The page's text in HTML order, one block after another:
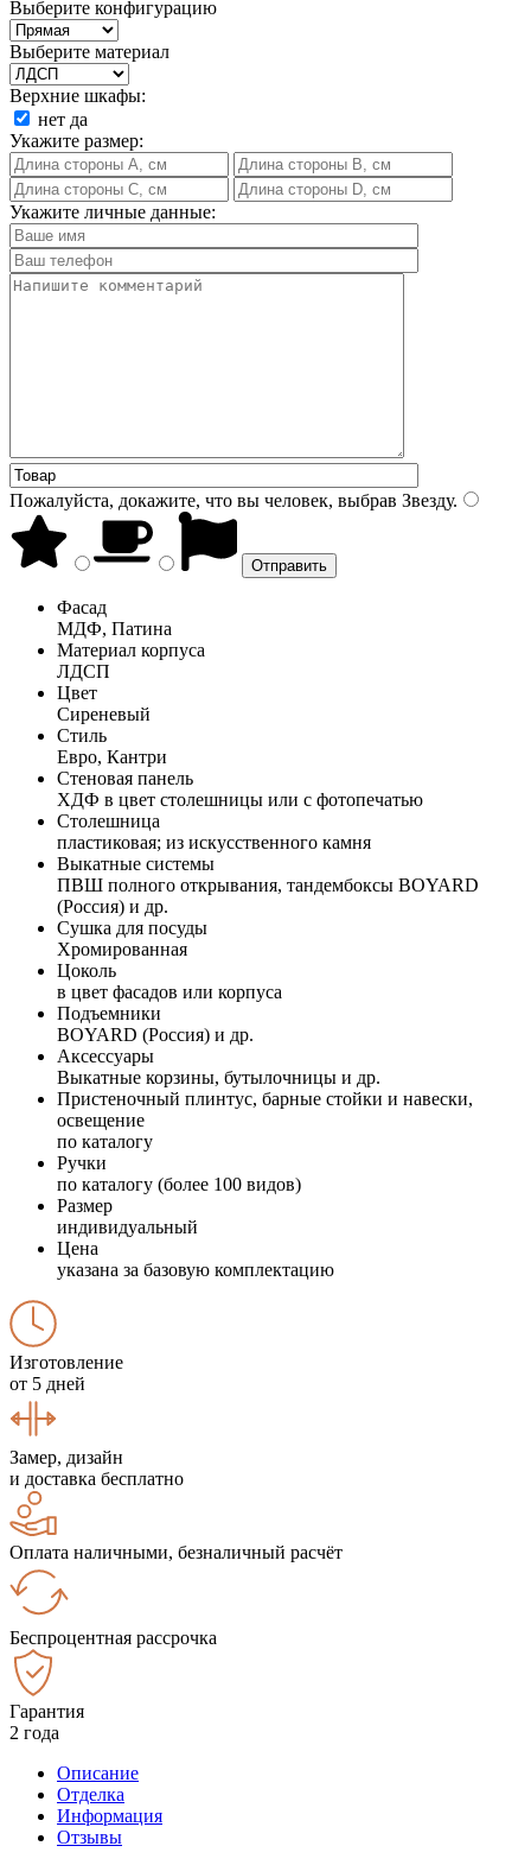
Выберите конфигурацию
Выберите материал
Верхние шкафы:
нет да
Укажите размер:
Укажите личные данные:
Пожалуйста, докажите, что вы человек, выбрав Звезду.
Фасад
МДФ, Патина
Материал корпуса
ЛДСП
Цвет
Сиреневый
Стиль
Евро, Кантри
Стеновая панель
ХДФ в цвет столешницы или с фотопечатью
Столешница
пластиковая; из искусственного камня
Выкатные системы
ПВШ полного открывания, тандембоксы BOYARD
(Россия) и др.
Сушка для посуды
Хромированная
Цоколь
в цвет фасадов или корпуса
Подъемники
BOYARD (Россия) и др.
Аксессуары
Выкатные корзины, бутылочницы и др.
Пристеночный плинтус, барные стойки и навески,
освещение
по каталогу
Ручки
по каталогу (более 100 видов)
Размер
индивидуальный
Цена
указана за базовую комплектацию
Изготовление
от 5 дней
Замер, дизайн
и доставка бесплатно
Оплата наличными, безналичный расчёт
Беспроцентная рассрочка
Гарантия
2 года
Описание
Отделка
Информация
Отзывы